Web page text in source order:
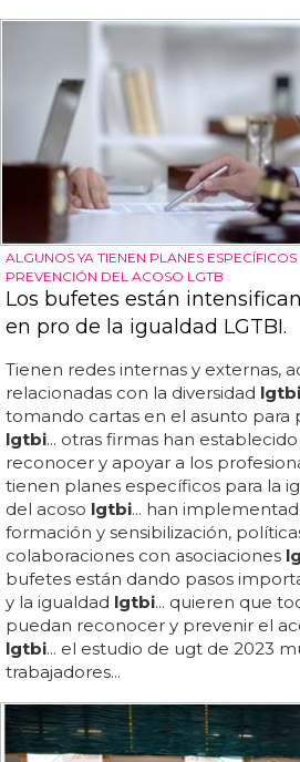
ALGUNOS YA TIENEN PLANES
PREVENCIÓN DEL ACOSO LGTB
Los bufetes están
en pro de la igualdad LGTBI.
Tienen redes internas y externas,
relacionadas con la diversidad lgtbi
tomando cartas en el asunto para
lgtbi... otras firmas han
reconocer y apoyar a los
tienen planes específicos para la
del acoso lgtbi... han
formación y sensibilización,
colaboraciones con asociaciones
bufetes están dando pasos
y la igualdad lgtbi... quieren que
puedan reconocer y prevenir el
lgtbi... el estudio de ugt de 2023
trabajadores...